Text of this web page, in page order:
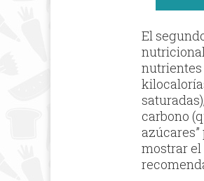
El
nutrientes
carbono
mostrar